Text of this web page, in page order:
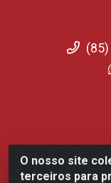
O nosso site
terceiros para
Fortali